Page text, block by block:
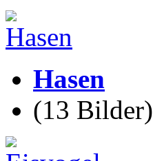
Hasen
(13 Bilder)